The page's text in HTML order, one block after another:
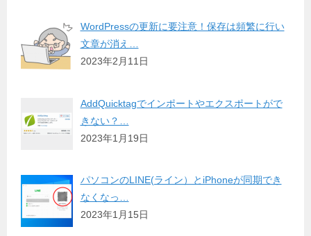
WordPressの更新に要注意！保存は頻繁に行い
文章が消え…
2023年2月11日
AddQuicktagでインポートやエクスポートがで
きない？…
2023年1月19日
パソコンのLINE(ライン）とiPhoneが同期でき
なくなっ…
2023年1月15日